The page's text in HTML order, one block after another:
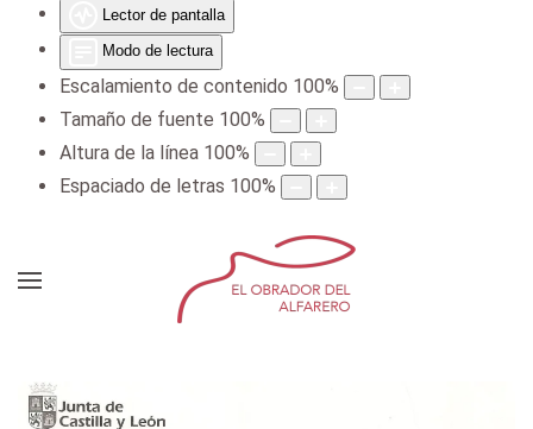
Lector de pantalla
Modo de lectura
Escalamiento de contenido 100%
Tamaño de fuente 100%
Altura de la línea 100%
Espaciado de letras 100%